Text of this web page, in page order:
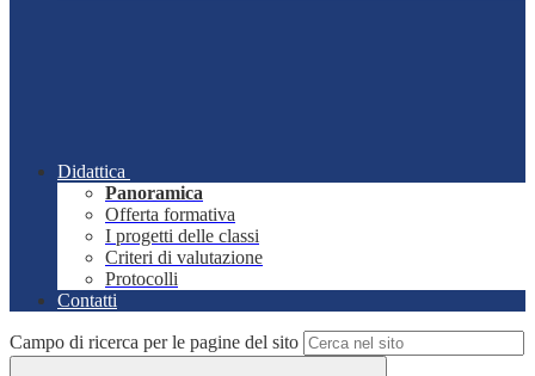
Didattica
Panoramica
Offerta formativa
I progetti delle classi
Criteri di valutazione
Protocolli
Contatti
Campo di ricerca per le pagine del sito